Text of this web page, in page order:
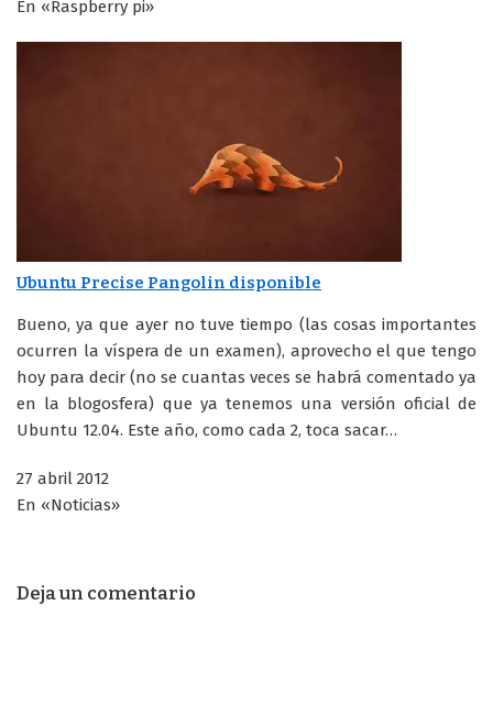
En «Raspberry pi»
Ubuntu Precise Pangolin disponible
Bueno, ya que ayer no tuve tiempo (las cosas importantes
ocurren la víspera de un examen), aprovecho el que tengo
hoy para decir (no se cuantas veces se habrá comentado ya
en la blogosfera) que ya tenemos una versión oficial de
Ubuntu 12.04. Este año, como cada 2, toca sacar…
27 abril 2012
En «Noticias»
Deja un comentario